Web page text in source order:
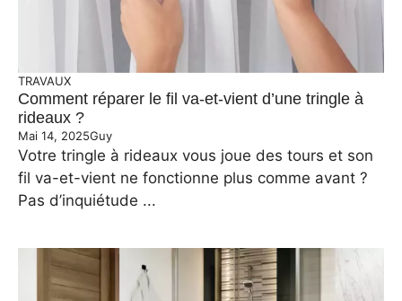
TRAVAUX
Comment réparer le fil va-et-vient d’une tringle à
rideaux ?
Mai 14, 2025Guy
Votre tringle à rideaux vous joue des tours et son
fil va-et-vient ne fonctionne plus comme avant ?
Pas d’inquiétude ...